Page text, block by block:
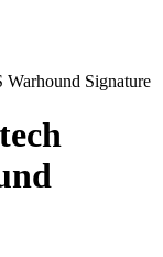
Signature